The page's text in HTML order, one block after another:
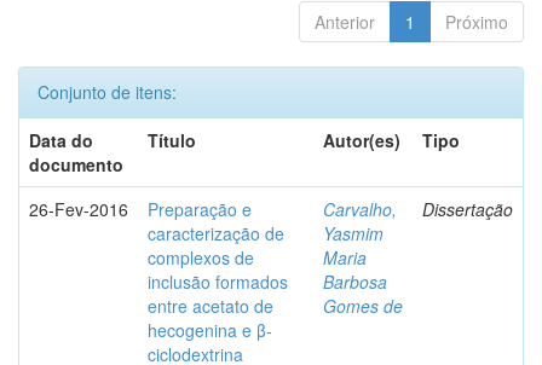
Anterior 1 Próximo
Conjunto de itens:
Data do
documento
Título Autor(es) Tipo
26-Fev-2016
Preparação e
caracterização de
complexos de
inclusão formados
entre acetato de
hecogenina e β-
ciclodextrina
Carvalho,
Yasmim
Maria
Barbosa
Gomes de
Dissertação